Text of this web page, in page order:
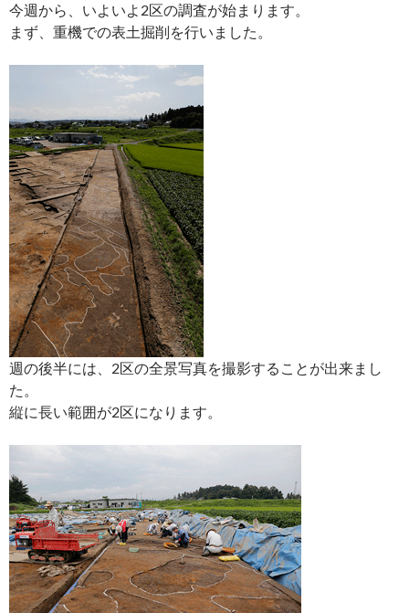
今週から、いよいよ2区の調査が始まります。
まず、重機での表土掘削を行いました。
週の後半には、2区の全景写真を撮影することが出来まし
た。
縦に長い範囲が2区になります。